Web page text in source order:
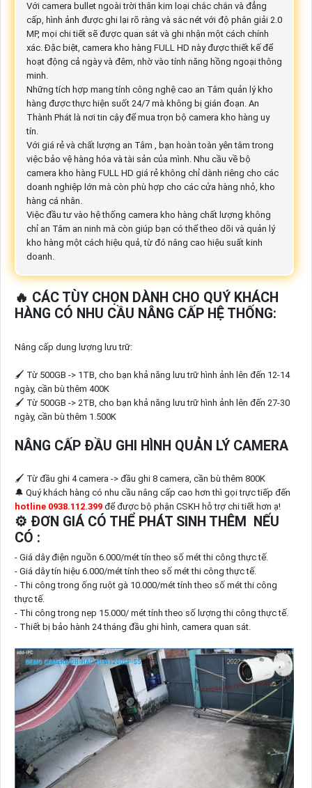
Với camera bullet ngoài trời thân kim loại chắc chắn và đẳng
cấp, hình ảnh được ghi lại rõ ràng và sắc nét với độ phân giải 2.0
MP, mọi chi tiết sẽ được quan sát và ghi nhận một cách chính
xác. Đặc biệt, camera kho hàng FULL HD này được thiết kế để
hoạt động cả ngày và đêm, nhờ vào tính năng hồng ngoại thông
minh.
Những tích hợp mang tính công nghệ cao an Tâm quản lý kho
hàng được thực hiện suốt 24/7 mà không bị gián đoạn. An
Thành Phát là nơi tin cậy để mua trọn bộ camera kho hàng uy
tín.
Với giá rẻ và chất lượng an Tâm , bạn hoàn toàn yên tâm trong
việc bảo vệ hàng hóa và tài sản của mình. Nhu cầu về bộ
camera kho hàng FULL HD giá rẻ không chỉ dành riêng cho các
doanh nghiệp lớn mà còn phù hợp cho các cửa hàng nhỏ, kho
hàng cá nhân.
Việc đầu tư vào hệ thống camera kho hàng chất lượng không
chỉ an Tâm an ninh mà còn giúp bạn có thể theo dõi và quản lý
kho hàng một cách hiệu quả, từ đó nâng cao hiệu suất kinh
doanh.
🔥 CÁC TÙY CHỌN DÀNH CHO QUÝ KHÁCH
HÀNG CÓ NHU CẦU NÂNG CẤP HỆ THỐNG:
Nâng cấp dung lượng lưu trữ:
🖌 Từ 500GB -> 1TB, cho bạn khả năng lưu trữ hình ảnh lên đến 12-14
ngày, cần bù thêm 400K
🖌 Từ 500GB -> 2TB, cho bạn khả năng lưu trữ hình ảnh lên đến 27-30
ngày, cần bù thêm 1.500K
NÂNG CẤP ĐẦU GHI HÌNH QUẢN LÝ CAMERA
🖌 Từ đầu ghi 4 camera -> đầu ghi 8 camera, cần bù thêm 800K
🔔 Quý khách hàng có nhu cầu nâng cấp cao hơn thì gọi trực tiếp đến
hotline 0938.112.399để được bộ phận CSKH hỗ trợ chi tiết hơn ạ!
⚙ ĐƠN GIÁ CÓ THỂ PHÁT SINH THÊM NẾU
CÓ :
- Giá dây điện nguồn 6.000/mét tín theo số mét thi công thực tế.
- Giá dây tín hiệu 6.000/mét tính theo số mét thi công thực tế.
- Thi công trong ống ruột gà 10.000/mét tính theo số mét thi công
thực tế.
- Thi công trong nẹp 15.000/ mét tính theo số lượng thi công thực tế.
- Thiết bị bảo hành 24 tháng đầu ghi hình, camera quan sát.